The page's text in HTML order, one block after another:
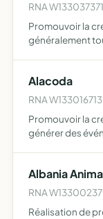
RNA
Promouvoir la
généralement
ou la…
Alacoda
RNA
Promouvoir la
générer des
Albania
RNA
Réalisation de